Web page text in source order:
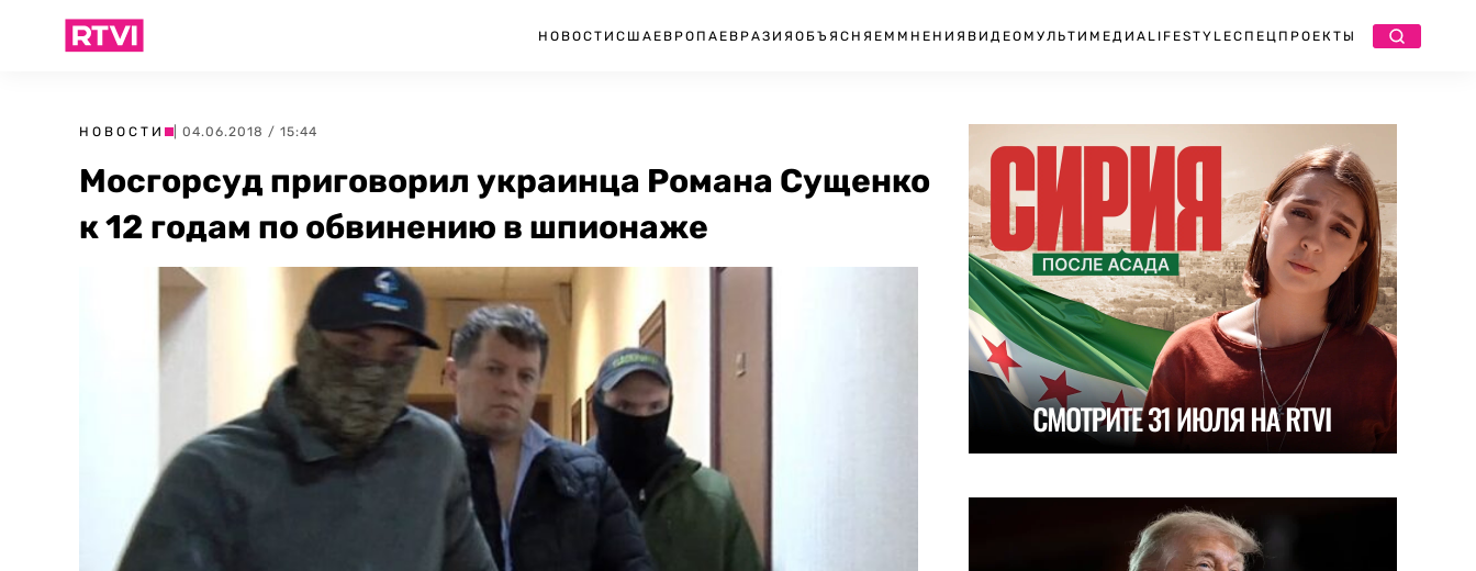
НОВОСТИ США ЕВРОПА ЕВРАЗИЯ ОБЪЯСНЯЕМ МНЕНИЯ ВИДЕО МУЛЬТИМЕДИА LIFESTYLEСПЕЦПРОЕКТЫ
НОВОСТИ | 04.06.2018 / 15:44
Мосгорсуд приговорил украинца Романа Сущенко
к 12 годам по обвинению в шпионаже